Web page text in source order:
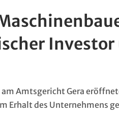
Amtsgericht Gera
Erhalt des Unternehmens